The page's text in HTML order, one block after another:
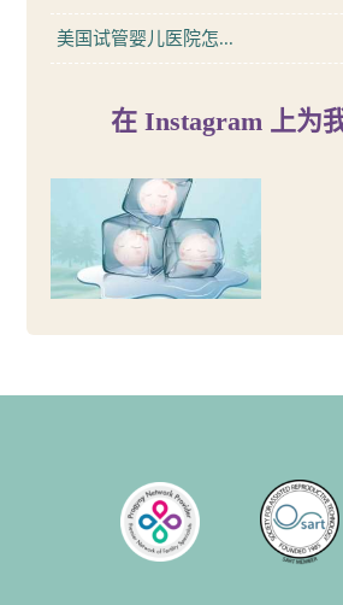
美国试管婴儿医院怎...
在 Instagram 上为